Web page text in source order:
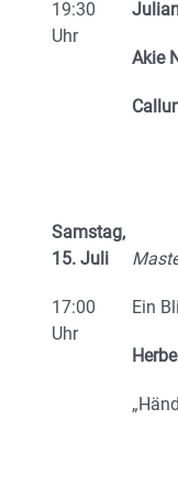
19:30
Uhr
Akie
Samstag,
15. Juli
17:00
Uhr
Ein